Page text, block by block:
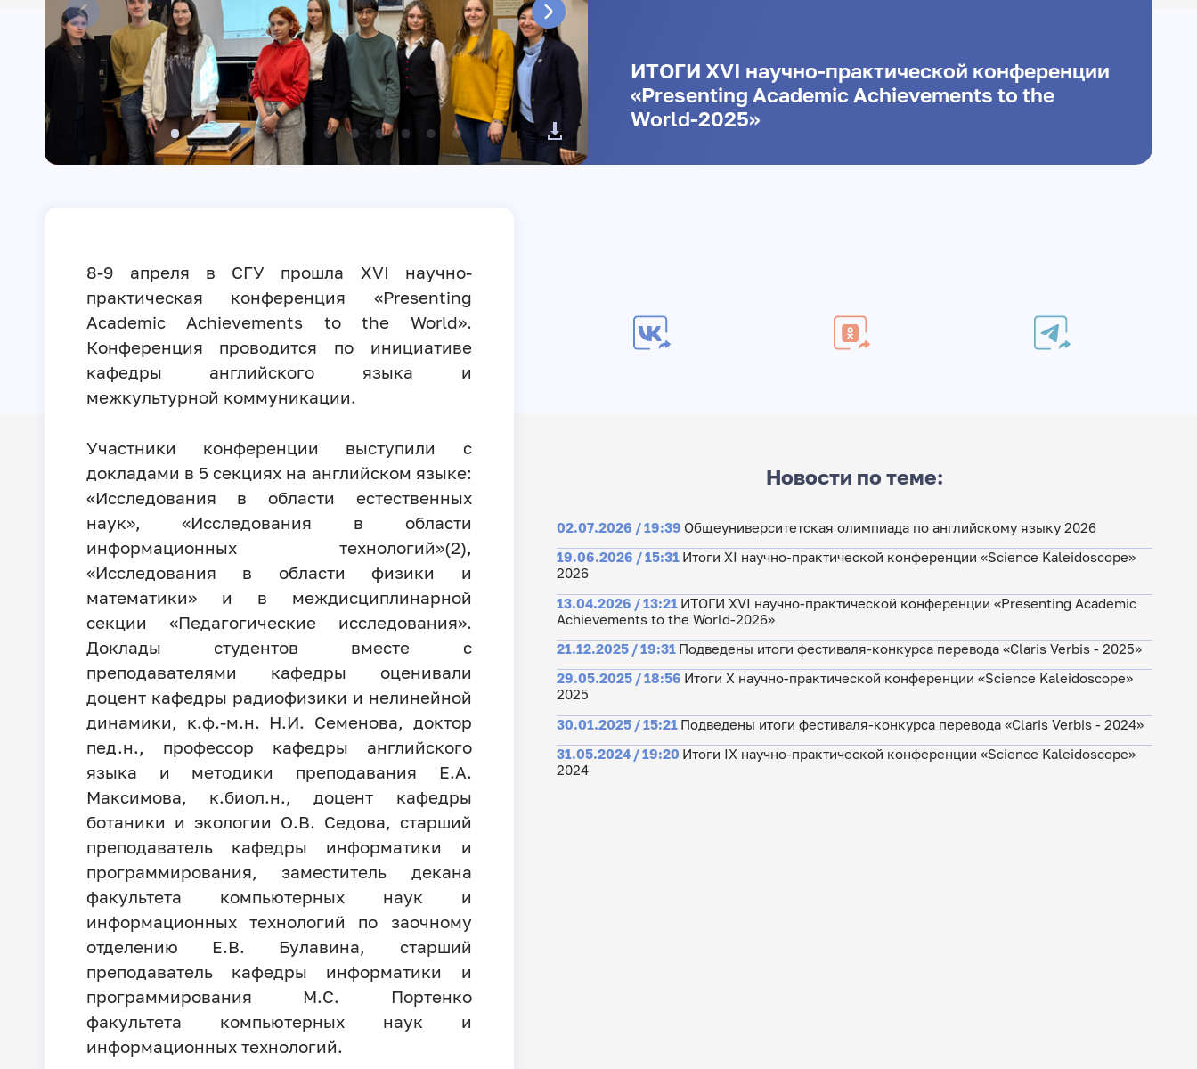
ИТОГИ XVI научно-практической конференции
«Presenting Academic Achievements to the
World-2025»
8-9 апреля в СГУ прошла XVI научно-
практическая конференция «Presenting
Academic Achievements to the World».
Конференция проводится по инициативе
кафедры английского языка и
межкультурной коммуникации.
Участники конференции выступили с
докладами в 5 секциях на английском языке:
«Исследования в области естественных
наук», «Исследования в области
информационных технологий»(2),
«Исследования в области физики и
математики» и в междисциплинарной
секции «Педагогические исследования».
Доклады студентов вместе с
преподавателями кафедры оценивали
доцент кафедры радиофизики и нелинейной
динамики, к.ф.-м.н. Н.И. Семенова, доктор
пед.н., профессор кафедры английского
языка и методики преподавания Е.А.
Максимова, к.биол.н., доцент кафедры
ботаники и экологии О.В. Седова, старший
преподаватель кафедры информатики и
программирования, заместитель декана
факультета компьютерных наук и
информационных технологий по заочному
отделению Е.В. Булавина, старший
преподаватель кафедры информатики и
программирования М.С. Портенко
факультета компьютерных наук и
информационных технологий.
Новости по теме:
02.07.2026 / 19:39 Общеуниверситетская олимпиада по английскому языку 2026
19.06.2026 / 15:31 Итоги XI научно-практической конференции «Science Kaleidoscope»
2026
13.04.2026 / 13:21 ИТОГИ XVI научно-практической конференции «Presenting Academic
Achievements to the World-2026»
21.12.2025 / 19:31 Подведены итоги фестиваля-конкурса перевода «Claris Verbis - 2025»
29.05.2025 / 18:56 Итоги X научно-практической конференции «Science Kaleidoscope»
2025
30.01.2025 / 15:21 Подведены итоги фестиваля-конкурса перевода «Claris Verbis - 2024»
31.05.2024 / 19:20 Итоги IX научно-практической конференции «Science Kaleidoscope»
2024